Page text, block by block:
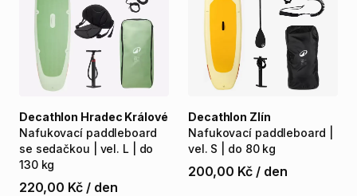
Nafukovací paddleboard
se sedačkou vel. L
do
130 kg
Decathlon Hradec Králové
220,00 Kč / den
Nafukovací paddleboard
vel. S do 80 kg
Decathlon Zlín
200,00 Kč / den